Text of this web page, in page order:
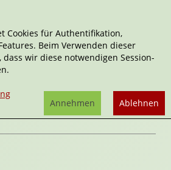
Glück in den Fingerspitzen
| 16. Januar 2016
Cookies für Authentifikation,
Beim Verwenden dieser
wir diese notwendigen Session-
Ablehnen
Annehmen